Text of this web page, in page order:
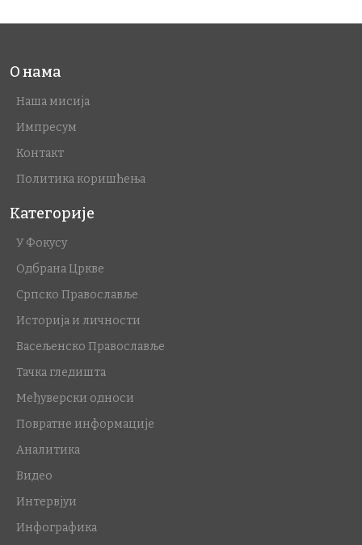
О нама
Наша мисија
Импресум
Контакт
Политика коришћења
Категорије
У Фокусу
Одбрана Цркве
Српско Православље
Историја и личности
Васељенско Православље
Тачка гледишта
Међуверски односи
Повратне информације
Аналитика
Видео
Интервјуи
Инфографика